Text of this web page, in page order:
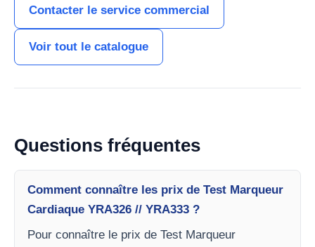
Contacter le service commercial
Voir tout le catalogue
Questions fréquentes
Comment connaître les prix de Test Marqueur
Cardiaque YRA326 // YRA333 ?
Pour connaître le prix de Test Marqueur